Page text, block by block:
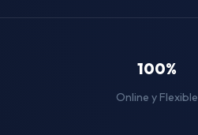
100%
Online y Flexible